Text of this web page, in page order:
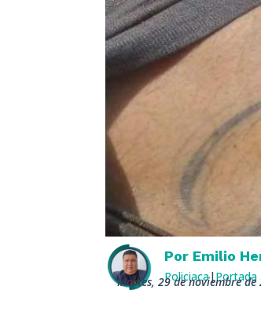
Por Emilio
Policiaca| Portada
martes, 29 de noviembre